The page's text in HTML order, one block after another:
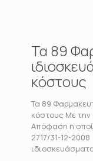
Τα 89
κόστους
Τα 89
κόστους Με την
Απόφαση η
2717/31-12-